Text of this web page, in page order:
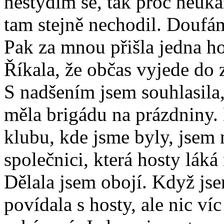
tam stejně nechodil.
Pak za mnou přišla jedna
Říkala, že občas vyjede do
S nadšením jsem
měla brigádu na
klubu, kde jsme byly, jsem
společnici, která hosty
Dělala jsem obojí. Když
povídala s hosty, ale nic